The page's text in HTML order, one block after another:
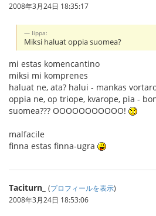
2008年3月24日 18:35:17
Iippa:
Miksi haluat oppia suomea?
mi estas komencantino
miksi mi komprenes
haluat ne, ata? halui - mankas
oppia ne, op triope, kvarope, pia -
suomea??? OOOOOOOOOOO!
malfacile
finna estas finna-ugra
Taciturn_ (プロフィールを表示)
2008年3月24日 18:53:06